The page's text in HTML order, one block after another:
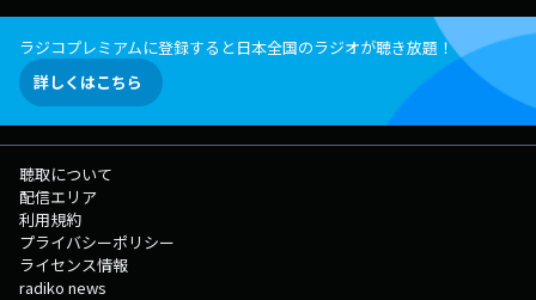
ラジコプレミアムに登録すると日本全国のラジオが聴き放題！
詳しくはこちら
聴取について
配信エリア
利用規約
プライバシーポリシー
ライセンス情報
radiko news